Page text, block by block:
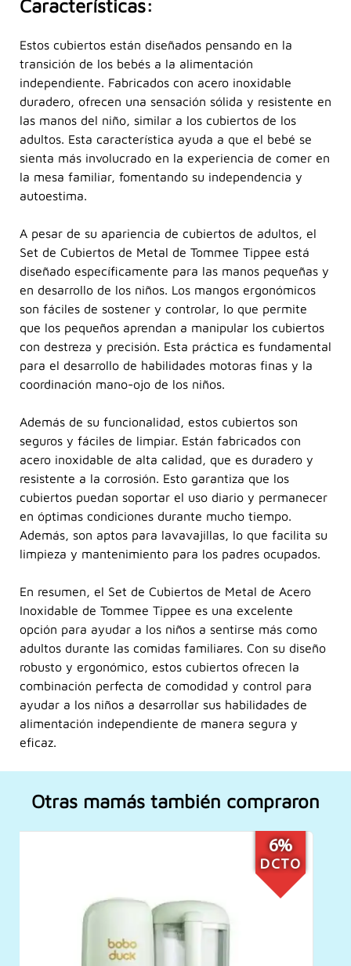
Características:
Estos cubiertos están diseñados pensando en la
transición de los bebés a la alimentación
independiente. Fabricados con acero inoxidable
duradero, ofrecen una sensación sólida y resistente en
las manos del niño, similar a los cubiertos de los
adultos. Esta característica ayuda a que el bebé se
sienta más involucrado en la experiencia de comer en
la mesa familiar, fomentando su independencia y
autoestima.
A pesar de su apariencia de cubiertos de adultos, el
Set de Cubiertos de Metal de Tommee Tippee está
diseñado específicamente para las manos pequeñas y
en desarrollo de los niños. Los mangos ergonómicos
son fáciles de sostener y controlar, lo que permite
que los pequeños aprendan a manipular los cubiertos
con destreza y precisión. Esta práctica es fundamental
para el desarrollo de habilidades motoras finas y la
coordinación mano-ojo de los niños.
Además de su funcionalidad, estos cubiertos son
seguros y fáciles de limpiar. Están fabricados con
acero inoxidable de alta calidad, que es duradero y
resistente a la corrosión. Esto garantiza que los
cubiertos puedan soportar el uso diario y permanecer
en óptimas condiciones durante mucho tiempo.
Además, son aptos para lavavajillas, lo que facilita su
limpieza y mantenimiento para los padres ocupados.
En resumen, el Set de Cubiertos de Metal de Acero
Inoxidable de Tommee Tippee es una excelente
opción para ayudar a los niños a sentirse más como
adultos durante las comidas familiares. Con su diseño
robusto y ergonómico, estos cubiertos ofrecen la
combinación perfecta de comodidad y control para
ayudar a los niños a desarrollar sus habilidades de
alimentación independiente de manera segura y
eficaz.
Otras mamás también compraron
17%
DCTO